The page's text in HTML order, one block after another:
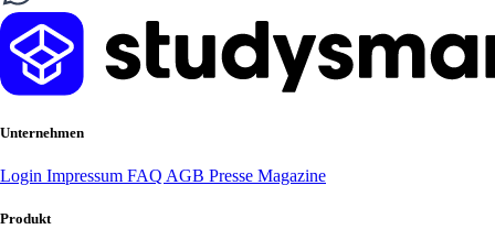
Unternehmen
Login Impressum FAQ AGB Presse Magazine
Produkt